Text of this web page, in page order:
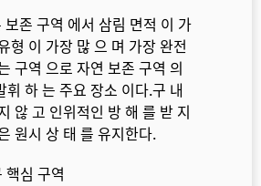
존 구역 에서 삼림 면적 이 가
형 이 가장 많 으 며 가장 완전
구역 으로 자연 보존 구역 의
휘 하 는 주요 장소 이다.구 내
않 고 인위적인 방 해 를 받 지
원시 상 태 를 유지한다.
심 구역